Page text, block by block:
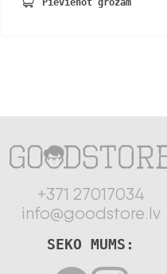
Pievienot grozam
+371 27017034
info@goodstore.lv
SEKO MUMS: